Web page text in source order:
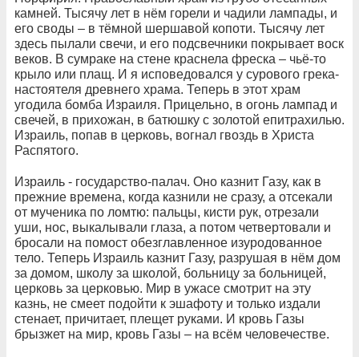
камней. Тысячу лет в нём горели и чадили лампады, и
его своды – в тёмной шершавой копоти. Тысячу лет
здесь пылали свечи, и его подсвечники покрывает воск
веков. В сумраке на стене краснела фреска – чьё-то
крыло или плащ. И я исповедовался у сурового грека-
настоятеля древнего храма. Теперь в этот храм
угодила бомба Израиля. Прицельно, в огонь лампад и
свечей, в прихожан, в батюшку с золотой епитрахилью.
Израиль, попав в церковь, вогнал гвоздь в Христа
Распятого.
Израиль - государство-палач. Оно казнит Газу, как в
прежние времена, когда казнили не сразу, а отсекали
от мученика по ломтю: пальцы, кисти рук, отрезали
уши, нос, выкалывали глаза, а потом четвертовали и
бросали на помост обезглавленное изуродованное
тело. Теперь Израиль казнит Газу, разрушая в нём дом
за домом, школу за школой, больницу за больницей,
церковь за церковью. Мир в ужасе смотрит на эту
казнь, не смеет подойти к эшафоту и только издали
стенает, причитает, плещет руками. И кровь Газы
брызжет на мир, кровь Газы – на всём человечестве.